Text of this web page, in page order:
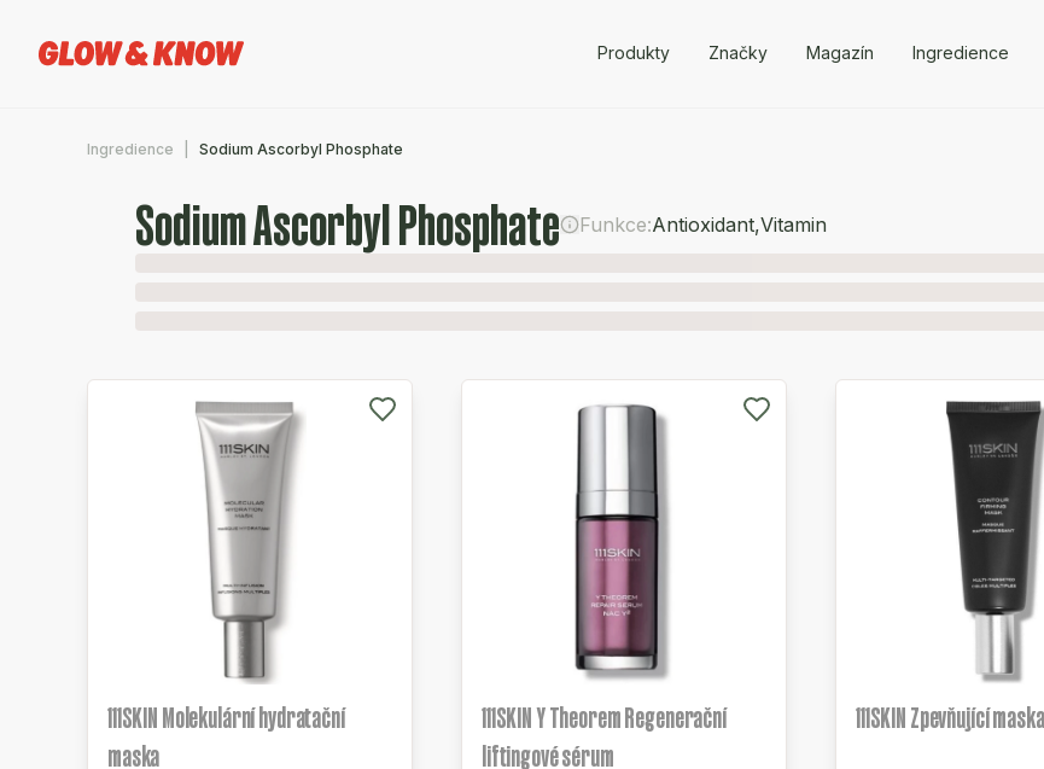
Produkty Značky Magazín Ingredience
Ingredience Sodium Ascorbyl Phosphate
Sodium Ascorbyl Phosphate Funkce:Antioxidant,Vitamin
111SKIN Molekulární hydratační
maska
111SKIN Y Theorem Regenerační
liftingové sérum
111SKIN Zpevňující